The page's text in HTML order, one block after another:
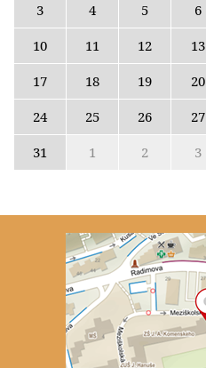
3
4 5 6
10
11 12 13
17
18 19 20
24
25 26 27
31
1 2 3